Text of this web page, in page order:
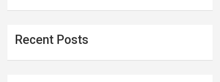
Recent Posts